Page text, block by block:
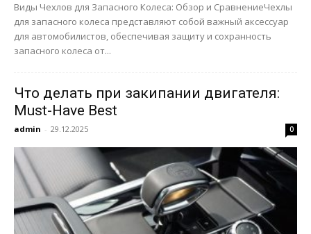
Виды Чехлов для Запасного Колеса: Обзор и СравнениеЧехлы
для запасного колеса представляют собой важный аксессуар
для автомобилистов, обеспечивая защиту и сохранность
запасного колеса от...
Что делать при закипании двигателя:
Must-Have Best
admin - 29.12.2025 0